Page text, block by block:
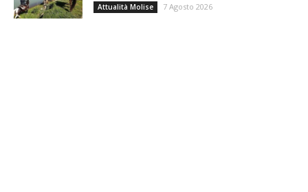
Attualità Molise 7 Agosto 2026